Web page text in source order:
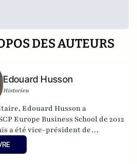
DES AUTEURS
Edouard Husson
Historien
Edouard Husson a
Europe Business School de 2012
a été vice-président de
Paris Sciences & Lettres (
professeur à l’Institut